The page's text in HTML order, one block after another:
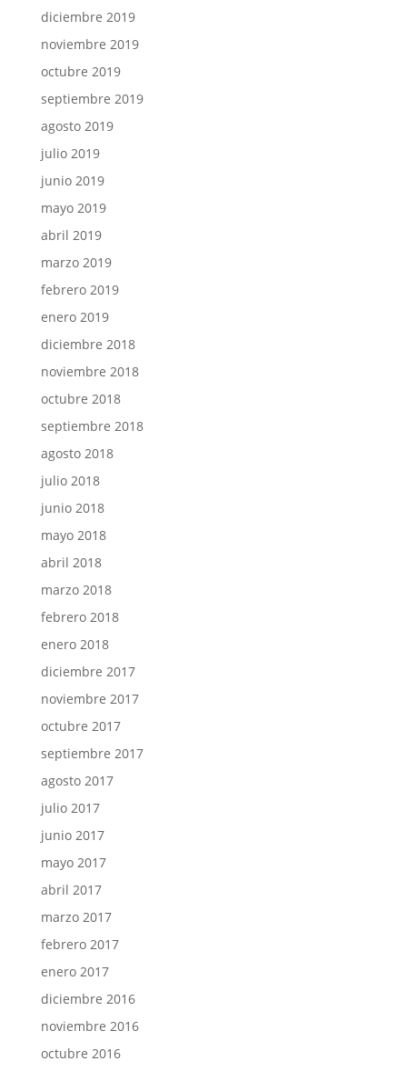
diciembre 2019
noviembre 2019
octubre 2019
septiembre 2019
agosto 2019
julio 2019
junio 2019
mayo 2019
abril 2019
marzo 2019
febrero 2019
enero 2019
diciembre 2018
noviembre 2018
octubre 2018
septiembre 2018
agosto 2018
julio 2018
junio 2018
mayo 2018
abril 2018
marzo 2018
febrero 2018
enero 2018
diciembre 2017
noviembre 2017
octubre 2017
septiembre 2017
agosto 2017
julio 2017
junio 2017
mayo 2017
abril 2017
marzo 2017
febrero 2017
enero 2017
diciembre 2016
noviembre 2016
octubre 2016